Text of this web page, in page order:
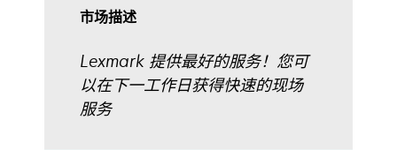
市场描述
Lexmark 提供最好的服务！您可
以在下一工作日获得快速的现场
服务